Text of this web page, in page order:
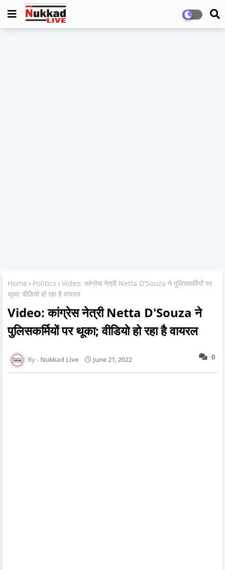
Home Politics
Video: कांग्रेस नेत्री Netta D'Souza ने पुलिसकर्मियों पर
थूका; वीडियो हो रहा है वायरल
Video: कांग्रेस नेत्री Netta D'Souza ने
पुलिसकर्मियों पर थूका; वीडियो हो रहा है वायरल
0
Nukkad Live June 21, 2022